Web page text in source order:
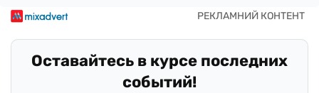
Оставайтесь в курсе последних
событий!